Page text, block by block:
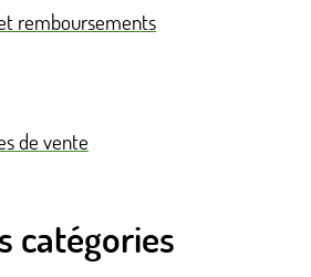
remboursements
de vente
catégories